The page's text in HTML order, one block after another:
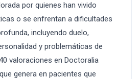
por quienes han vivido
o se enfrentan a dificultades
incluyendo duelo,
y problemáticas de
valoraciones en Doctoralia
genera en pacientes que